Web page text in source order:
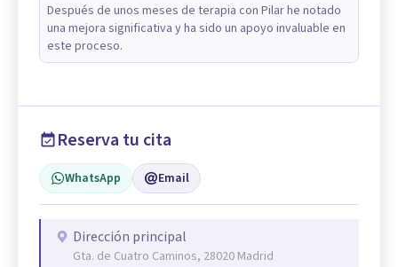
Después de unos meses de terapia con Pilar he notado
una mejora significativa y ha sido un apoyo invaluable en
este proceso.
Reserva tu cita
WhatsApp Email
Dirección principal
Gta. de Cuatro Caminos, 28020 Madrid